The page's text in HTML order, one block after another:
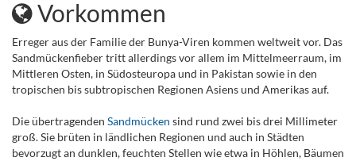
Vorkommen
Erreger aus der Familie der Bunya-Viren kommen weltweit vor. Das
Sandmückenfieber tritt allerdings vor allem im Mittelmeerraum, im
Mittleren Osten, in Südosteuropa und in Pakistan sowie in den
tropischen bis subtropischen Regionen Asiens und Amerikas auf.
Die übertragenden Sandmücken sind rund zwei bis drei Millimeter
groß. Sie brüten in ländlichen Regionen und auch in Städten
bevorzugt an dunklen, feuchten Stellen wie etwa in Höhlen, Bäumen